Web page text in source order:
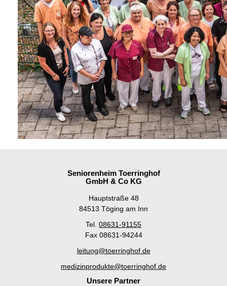
Seniorenheim Toerringhof
GmbH & Co KG
Hauptstraße 48
84513 Töging am Inn
Tel. 08631-91155
Fax 08631-94244
leitung@toerringhof.de
medizinprodukte@toerringhof.de
Unsere Partner